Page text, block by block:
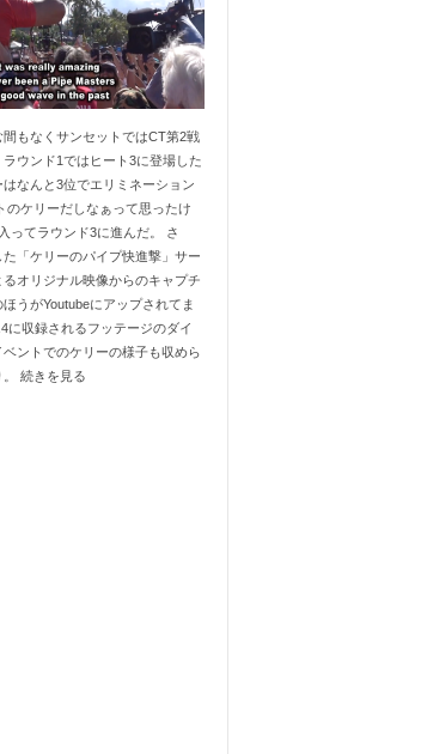
もなくサンセットではCT第2戦
ウンド1ではヒート3に登場した
なんと3位でエリミネーション
のケリーだしなぁって思ったけ
ってラウンド3に進んだ。 さ
「ケリーのパイプ快進撃」サー
オリジナル映像からのキャプチ
うがYoutubeにアップされてま
に収録されるフッテージのダイ
ントでのケリーの様子も収めら
続きを見る